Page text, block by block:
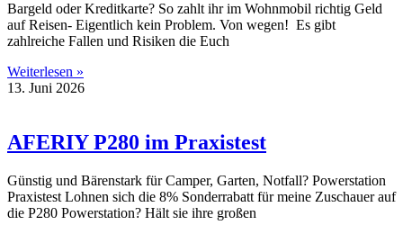
Bargeld oder Kreditkarte? So zahlt ihr im Wohnmobil richtig Geld
auf Reisen- Eigentlich kein Problem. Von wegen! Es gibt
zahlreiche Fallen und Risiken die Euch
Weiterlesen »
13. Juni 2026
AFERIY P280 im Praxistest
Günstig und Bärenstark für Camper, Garten, Notfall? Powerstation
Praxistest Lohnen sich die 8% Sonderrabatt für meine Zuschauer auf
die P280 Powerstation? Hält sie ihre großen